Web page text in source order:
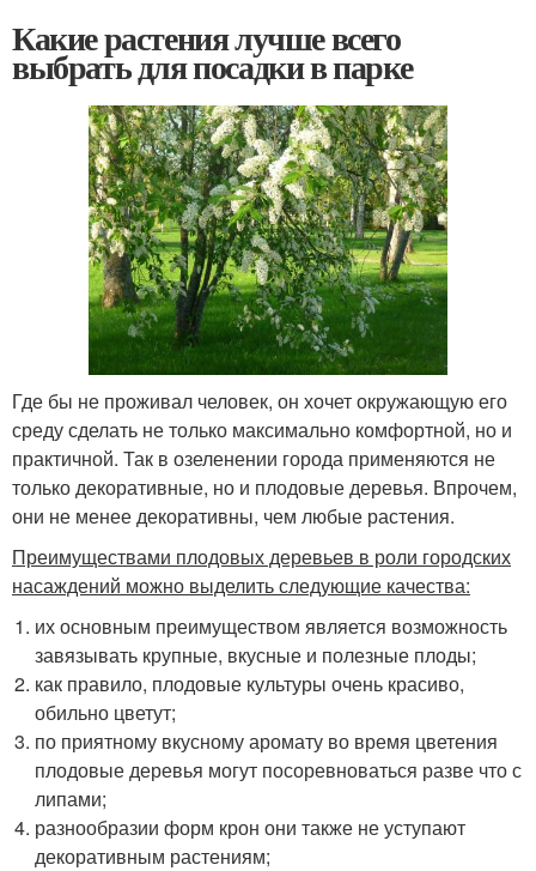
Какие растения лучше всего
выбрать для посадки в парке
Где бы не проживал человек, он хочет окружающую его
среду сделать не только максимально комфортной, но и
практичной. Так в озеленении города применяются не
только декоративные, но и плодовые деревья. Впрочем,
они не менее декоративны, чем любые растения.
Преимуществами плодовых деревьев в роли городских
насаждений можно выделить следующие качества:
их основным преимуществом является возможность
завязывать крупные, вкусные и полезные плоды;
как правило, плодовые культуры очень красиво,
обильно цветут;
по приятному вкусному аромату во время цветения
плодовые деревья могут посоревноваться разве что с
липами;
разнообразии форм крон они также не уступают
декоративным растениям;